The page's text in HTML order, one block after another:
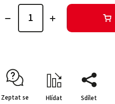
Zeptat se Hlídat Sdílet